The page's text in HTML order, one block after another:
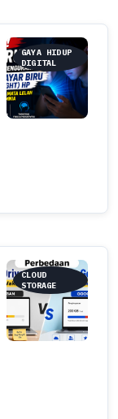
GAYA HIDUP
DIGITAL
CLOUD
STORAGE